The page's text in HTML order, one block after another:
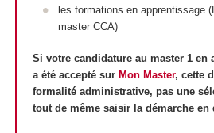
les formations en apprentissage
master CCA)
Si votre candidature au master 1 en
a été accepté sur Mon Master, cette
formalité administrative, pas une
tout de même saisir la démarche en